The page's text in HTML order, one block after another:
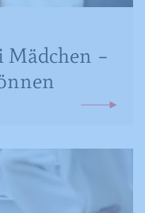
Mädchen –